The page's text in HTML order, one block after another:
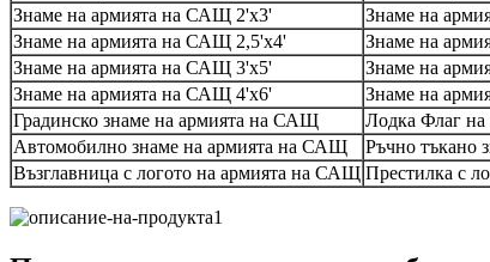
Знаме на армията на САЩ 2'x3'
Знаме на
Знаме на армията на САЩ 2,5'x4'
Знаме на
Знаме на армията на САЩ 3'x5'
Знаме на
Знаме на армията на САЩ 4'x6'
Знаме на
Градинско знаме на армията на САЩ
Лодка Флаг на
Автомобилно знаме на армията на САЩ
Ръчно тъкано
Възглавница с логото на армията на САЩ Престилка с